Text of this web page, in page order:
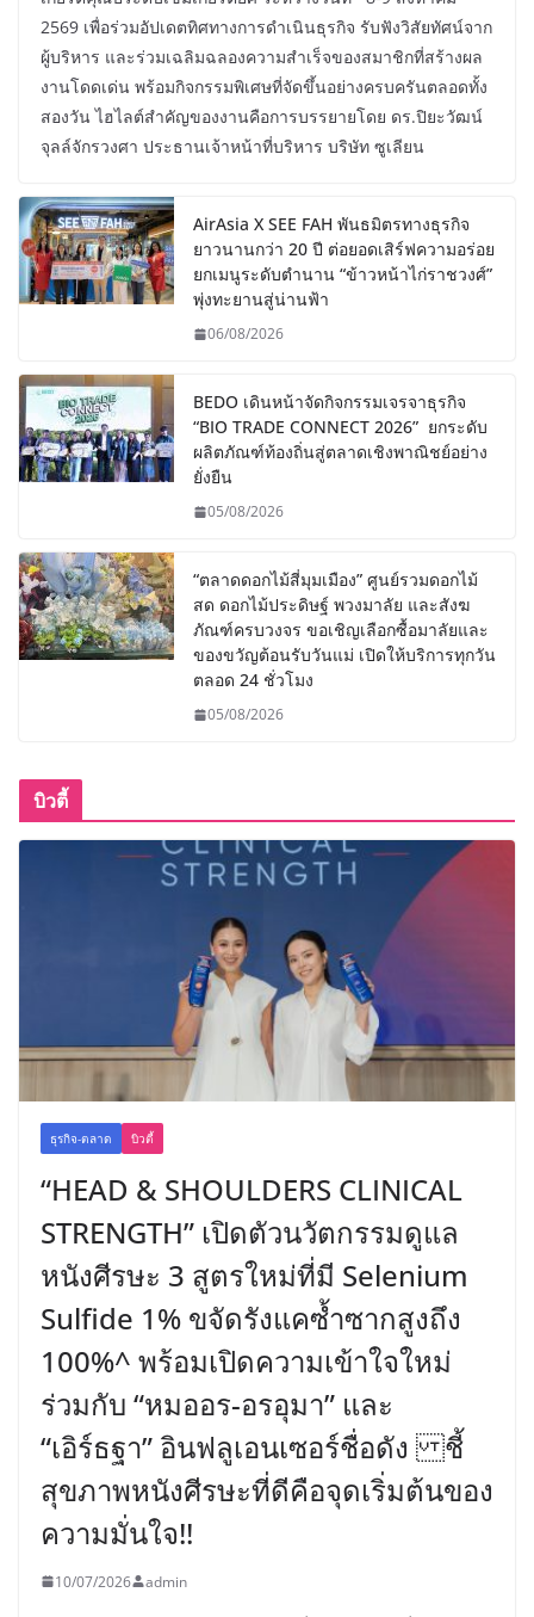
2569 เพื่อร่วมอัปเดตทิศทางการดำเนินธุรกิจ รับฟังวิสัยทัศน์จาก
ผู้บริหาร และร่วมเฉลิมฉลองความสำเร็จของสมาชิกที่สร้างผล
งานโดดเด่น พร้อมกิจกรรมพิเศษที่จัดขึ้นอย่างครบครันตลอดทั้ง
สองวัน ไฮไลต์สำคัญของงานคือการบรรยายโดย ดร.ปิยะวัฒน์
จุลล์จักรวงศา ประธานเจ้าหน้าที่บริหาร บริษัท ซูเลียน
AirAsia X SEE FAH พันธมิตรทางธุรกิจ
ยาวนานกว่า 20 ปี ต่อยอดเสิร์ฟความอร่อย
ยกเมนูระดับตำนาน “ข้าวหน้าไก่ราชวงศ์”
พุ่งทะยานสู่น่านฟ้า
06/08/2026
BEDO เดินหน้าจัดกิจกรรมเจรจาธุรกิจ
“BIO TRADE CONNECT 2026” ยกระดับ
ผลิตภัณฑ์ท้องถิ่นสู่ตลาดเชิงพาณิชย์อย่าง
ยั่งยืน
05/08/2026
“ตลาดดอกไม้สี่มุมเมือง” ศูนย์รวมดอกไม้
สด ดอกไม้ประดิษฐ์ พวงมาลัย และสังฆ
ภัณฑ์ครบวงจร ขอเชิญเลือกซื้อมาลัยและ
ของขวัญต้อนรับวันแม่ เปิดให้บริการทุกวัน
ตลอด 24 ชั่วโมง
05/08/2026
บิวตี้
ธุรกิจ-ตลาด บิวตี้
“HEAD & SHOULDERS CLINICAL
STRENGTH” เปิดตัวนวัตกรรมดูแล
หนังศีรษะ 3 สูตรใหม่ที่มี Selenium
Sulfide 1% ขจัดรังแคซ้ำซากสูงถึง
100%^ พร้อมเปิดความเข้าใจใหม่
ร่วมกับ “หมออร-อรอุมา” และ
“เอิร์ธฐา” อินฟลูเอนเซอร์ชื่อดัง ชี้
สุขภาพหนังศีรษะที่ดีคือจุดเริ่มต้นของ
ความมั่นใจ!!
10/07/2026 admin